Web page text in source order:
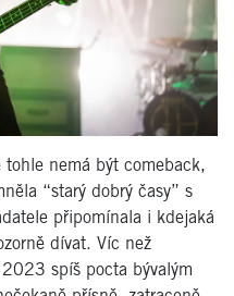
tohle nemá být comeback,
“starý dobrý časy” s
připomínala i kdejaká
dívat. Víc než
spíš pocta bývalým